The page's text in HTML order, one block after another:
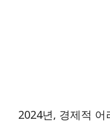
2024년, 경제적